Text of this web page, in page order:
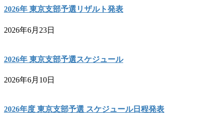
2026年 東京支部予選リザルト発表
2026年6月23日
2026年 東京支部予選スケジュール
2026年6月10日
2026年度 東京支部予選 スケジュール日程発表